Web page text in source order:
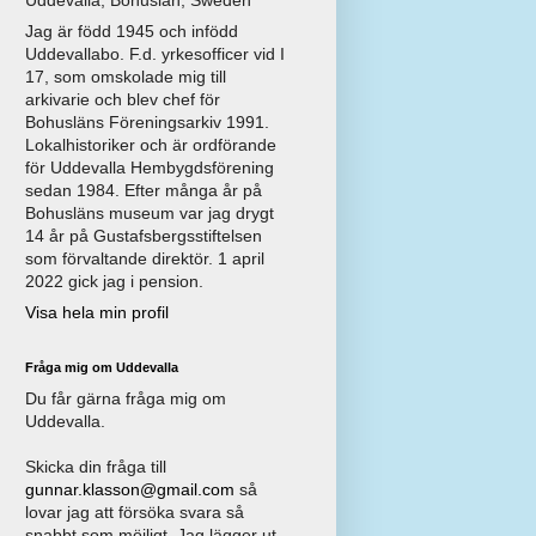
Jag är född 1945 och infödd
Uddevallabo. F.d. yrkesofficer vid I
17, som omskolade mig till
arkivarie och blev chef för
Bohusläns Föreningsarkiv 1991.
Lokalhistoriker och är ordförande
för Uddevalla Hembygdsförening
sedan 1984. Efter många år på
Bohusläns museum var jag drygt
14 år på Gustafsbergsstiftelsen
som förvaltande direktör. 1 april
2022 gick jag i pension.
Visa hela min profil
Fråga mig om Uddevalla
Du får gärna fråga mig om
Uddevalla.
Skicka din fråga till
gunnar.klasson@gmail.com så
lovar jag att försöka svara så